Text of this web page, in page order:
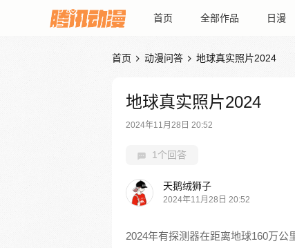
首页 全部作品 日漫
首页  动漫问答  地球真实照片2024
地球真实照片2024
2024年11月28日 20:52
1个回答
天鹅绒狮子
2024年11月28日 20:52
2024年有探测器在距离地球160万